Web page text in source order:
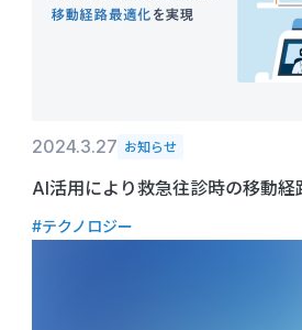
2024.3.27 お知らせ
AI活用により救急往診時の移動経
#テクノロジー